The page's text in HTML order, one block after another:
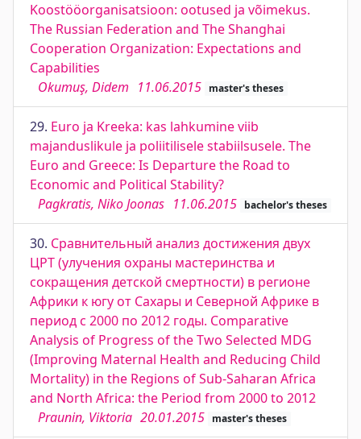
Koostööorganisatsioon: ootused ja võimekus.
The Russian Federation and The Shanghai
Cooperation Organization: Expectations and
Capabilities
Okumuş, Didem 11.06.2015 master's theses
29. Euro ja Kreeka: kas lahkumine viib
majanduslikule ja poliitilisele stabiilsusele. The
Euro and Greece: Is Departure the Road to
Economic and Political Stability?
Pagkratis, Niko Joonas 11.06.2015 bachelor's theses
30. Сравнительный анализ достижения двух
ЦРТ (улучения охраны мастеринства и
сокращения детской смертности) в регионе
Африки к югу от Сахары и Северной Африке в
период с 2000 по 2012 годы. Comparative
Analysis of Progress of the Two Selected MDG
(Improving Maternal Health and Reducing Child
Mortality) in the Regions of Sub-Saharan Africa
and North Africa: the Period from 2000 to 2012
Praunin, Viktoria 20.01.2015 master's theses